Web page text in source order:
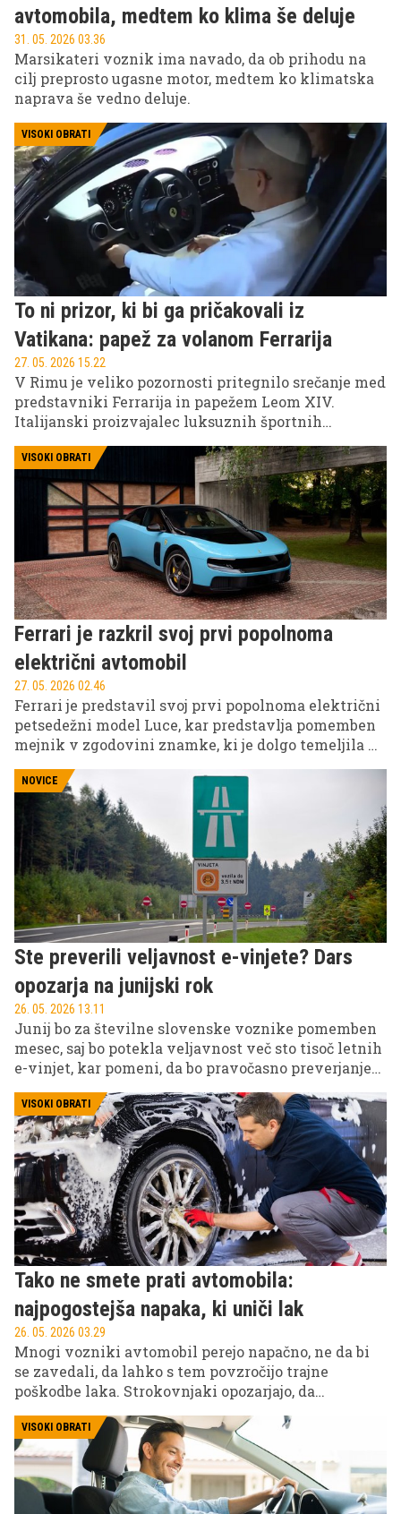
avtomobila, medtem ko klima še deluje
31. 05. 2026 03.36
Marsikateri voznik ima navado, da ob prihodu na
cilj preprosto ugasne motor, medtem ko klimatska
naprava še vedno deluje.
VISOKI OBRATI
To ni prizor, ki bi ga pričakovali iz
Vatikana: papež za volanom Ferrarija
27. 05. 2026 15.22
V Rimu je veliko pozornosti pritegnilo srečanje med
predstavniki Ferrarija in papežem Leom XIV.
Italijanski proizvajalec luksuznih športnih
popolnoma električni model, imenovan Luce.
VISOKI OBRATI
Ferrari je razkril svoj prvi popolnoma
električni avtomobil
27. 05. 2026 02.46
Ferrari je predstavil svoj prvi popolnoma električni
petsedežni model Luce, kar predstavlja pomemben
mejnik v zgodovini znamke, ki je dolgo temeljila na
predstavljena v Rimu, kjer je podjetje poudarilo
večletni razvoj in prehod v električno prihodnost.
NOVICE
Ste preverili veljavnost e-vinjete? Dars
opozarja na junijski rok
26. 05. 2026 13.11
Junij bo za številne slovenske voznike pomemben
mesec, saj bo potekla veljavnost več sto tisoč letnih
e-vinjet, kar pomeni, da bo pravočasno preverjanje
VISOKI OBRATI
Tako ne smete prati avtomobila:
najpogostejša napaka, ki uniči lak
26. 05. 2026 03.29
Mnogi vozniki avtomobil perejo napačno, ne da bi
se zavedali, da lahko s tem povzročijo trajne
poškodbe laka. Strokovnjaki opozarjajo, da
nepravilno pranje, napačna sredstva in grobi
pripomočki pogosto povzročijo mikropraske in
bledenje barve, kar dolgoročno zmanjša vrednost
vozila.
VISOKI OBRATI